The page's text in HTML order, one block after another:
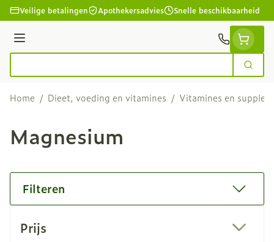
Ga naar de inhoud
Veilige betalingen Apothekersadvies Snelle beschikbaarheid
Menu
Zoek
Home / Dieet, voeding en vitamines / Vitamines en
Magnesium
Filteren
Prijs